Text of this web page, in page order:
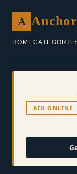
A
HOME
AIO.ONLINE